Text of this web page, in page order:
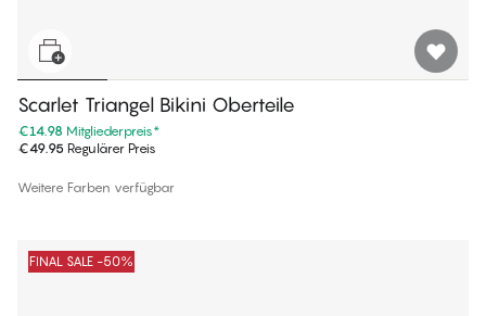
Scarlet Triangel Bikini Oberteile
€14.98 Mitgliederpreis*
€49.95 Regulärer Preis
Weitere Farben verfügbar
FINAL SALE -50%